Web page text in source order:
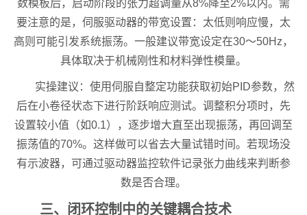
数模板后，启动阶段的张力超调量从8%降至2%以内。需
要注意的是，伺服驱动器的带宽设置：太低则响应慢，太
高则可能引发系统振荡。一般建议带宽设定在30～50Hz，
具体取决于机械刚性和材料弹性模量。
实操建议：使用伺服自整定功能获取初始PID参数，然
后在小卷径状态下进行阶跃响应测试。调整积分项时，先
设置较小值（如0.1），逐步增大直至出现振荡，再回调至
振荡值的70%。这样做可以省去大量试错时间。若现场没
有示波器，可通过驱动器监控软件记录张力曲线来判断参
数是否合理。
三、闭环控制中的关键耦合技术